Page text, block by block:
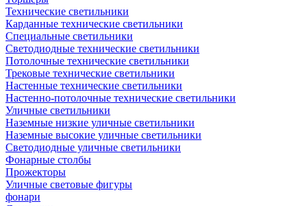
Технические светильники
Карданные технические светильники
Специальные светильники
Светодиодные технические светильники
Потолочные технические светильники
Трековые технические светильники
Настенные технические светильники
Настенно-потолочные технические светильники
Уличные светильники
Наземные низкие уличные светильники
Наземные высокие уличные светильники
Светодиодные уличные светильники
Фонарные столбы
Прожекторы
Уличные световые фигуры
фонари